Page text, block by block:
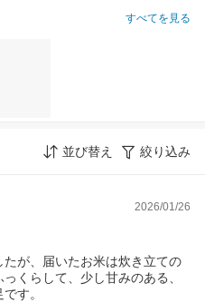
すべてを見る
並び替え 絞り込み
2026/01/26
が、届いたお米は炊き立ての
くらして、少し甘みのある、
す。